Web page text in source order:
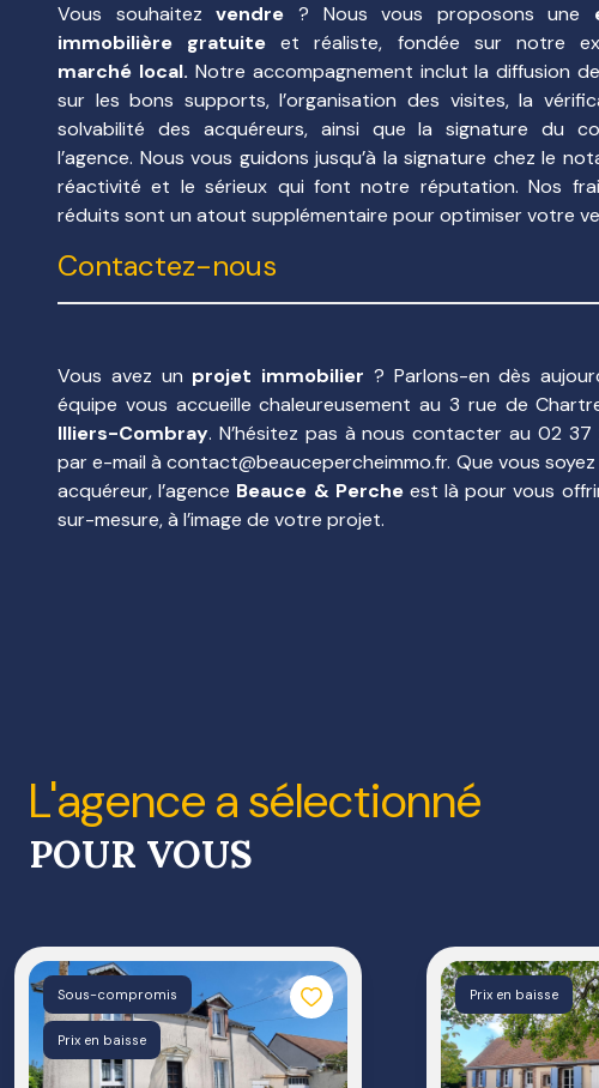
Nos estimations gratuites...
Notre expertise du marché immobilier...
Nos fichiers acquéreurs...
Vous permettrons de vendre plus rapidement votre bien...
Un accompagnement immobilier complet, à
étape de votre projet
Vous souhaitezvendre ? Nous vous proposons une
immobilière gratuite et réaliste, fondée sur notre
marché local. Notre accompagnement inclut la diffusion
sur les bons supports, l’organisation des visites, la
solvabilité des acquéreurs, ainsi que la signature du
l’agence. Nous vous guidons jusqu’à la signature chez le
réactivité et le sérieux qui font notre réputation. Nos
réduits sont un atout supplémentaire pour optimiser votre
Contactez-nous
Vous avez un projet immobilier ? Parlons-en dès
équipe vous accueille chaleureusement au 3 rue de
Illiers-Combray. N’hésitez pas à nous contacter au 02 37
par e-mail àcontact@beaucepercheimmo.fr. Que vous
acquéreur, l’agence Beauce & Percheest là pour vous
sur-mesure, à l’image de votre projet.
l'agence a sélectionné
POUR VOUS
Sous-compromis
Prix en baisse
Prix en baisse